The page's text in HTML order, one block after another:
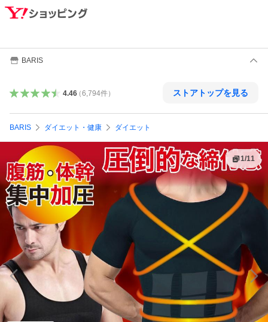
BARIS
4.46（6,794件） ストアトップを見る
BARIS ダイエット・健康 ダイエット
1/11